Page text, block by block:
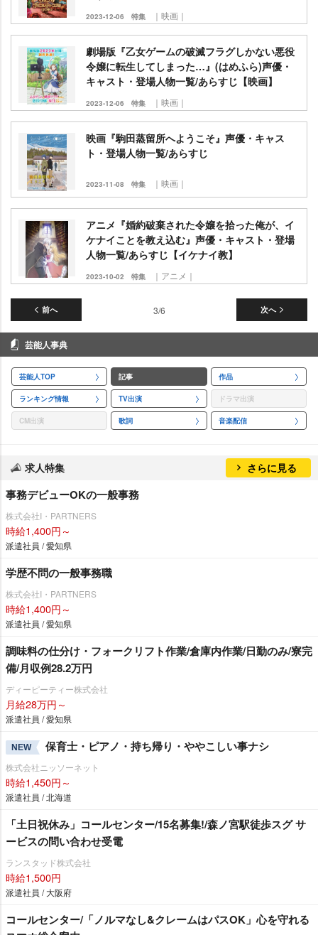
2023-12-06 特集 ｜映画｜
劇場版『乙女ゲームの破滅フラグしかない悪役
令嬢に転生してしまった…』(はめふら)声優・
キャスト・登場人物一覧/あらすじ【映画】
2023-12-06 特集 ｜映画｜
映画『駒田蒸留所へようこそ』声優・キャス
ト・登場人物一覧/あらすじ
2023-11-08 特集 ｜映画｜
アニメ『婚約破棄された令嬢を拾った俺が、イ
ケナイことを教え込む』声優・キャスト・登場
人物一覧/あらすじ【イケナイ教】
2023-10-02 特集 ｜アニメ｜
前へ 次へ
3/6
芸能人事典
芸能人TOP 記事 作品
ランキング情報 TV出演 ドラマ出演
CM出演 歌詞 音楽配信
求人特集 さらに見る
事務デビューOKの一般事務
株式会社I・PARTNERS
時給1,400円～
派遣社員 / 愛知県
学歴不問の一般事務職
株式会社I・PARTNERS
時給1,400円～
派遣社員 / 愛知県
調味料の仕分け・フォークリフト作業/倉庫内作業/日勤のみ/寮完
備/月収例28.2万円
ディーピーティー株式会社
月給28万円～
派遣社員 / 愛知県
NEW 保育士・ピアノ・持ち帰り・ややこしい事ナシ
株式会社ニッソーネット
時給1,450円～
派遣社員 / 北海道
「土日祝休み」コールセンター/15名募集!/森ノ宮駅徒歩スグ サ
ービスの問い合わせ受電
ランスタッド株式会社
時給1,500円
派遣社員 / 大阪府
コールセンター/「ノルマなし&クレームはパスOK」心を守れる